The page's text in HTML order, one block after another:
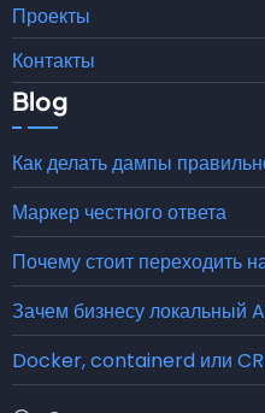
Проекты
Контакты
Blog
Как делать дампы
Маркер честного ответа
Почему стоит переходить
Зачем бизнесу локальный
Docker, containerd или